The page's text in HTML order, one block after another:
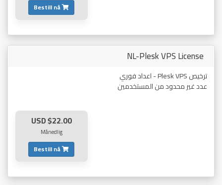
Bestill nå
NL-Plesk VPS License
ترخيص Plesk VPS - اعداد فوري
عدد غير محدود من المستخدمين
$22.00 USD
Månedlig
Bestill nå